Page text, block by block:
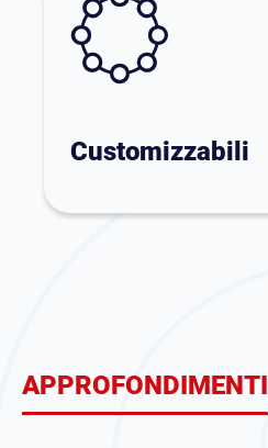
Customizzabili
APPROFONDIMENTI